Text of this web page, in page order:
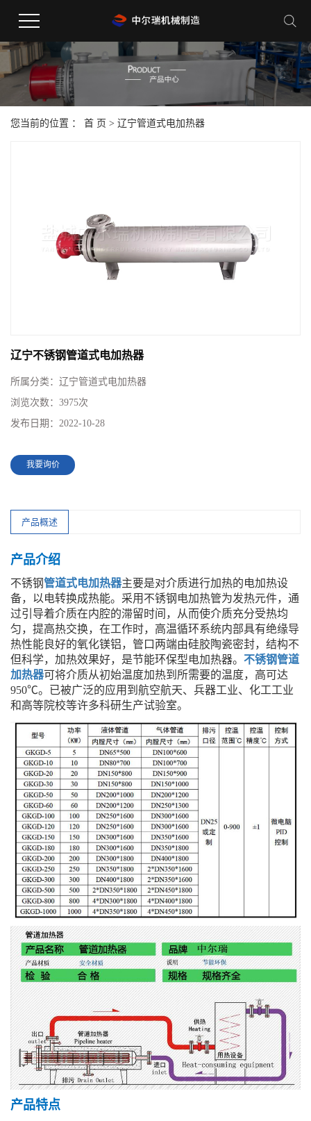
您当前的位置 ： 首 页 > 辽宁管道式电加热器
辽宁不锈钢管道式电加热器
所属分类： 辽宁管道式电加热器
浏览次数： 3975次
发布日期： 2022-10-28
我要询价
产品概述
产品介绍
不锈钢管道式电加热器主要是对介质进行加热的电加热设
备，以电转换成热能。采用不锈钢电加热管为发热元件，通
过引导着介质在内腔的滞留时间，从而使介质充分受热均
匀，提高热交换，在工作时，高温循环系统内部具有绝缘导
热性能良好的氧化镁铝，管口两端由硅胶陶瓷密封，结构不
但科学，加热效果好，是节能环保型电加热器。 不锈钢管道
加热器可将介质从初始温度加热到所需要的温度，高可达
950℃。已被广泛的应用到航空航天、兵器工业、化工工业
和高等院校等许多科研生产试验室。
产品特点